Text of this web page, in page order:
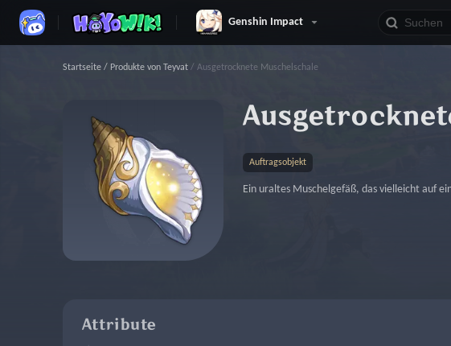
Genshin Impact
Startseite / Produkte von Teyvat / Ausgetrocknete Muschelschale
Auftragsobjekt
Ein uraltes Muschelgefäß, das vielleicht auf
Attribute